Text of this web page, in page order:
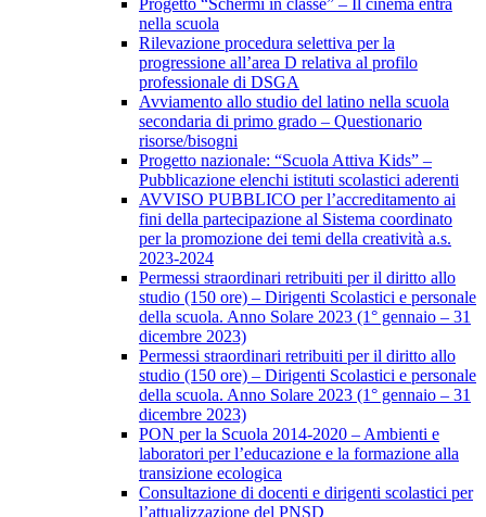
Progetto “Schermi in classe” – Il cinema entra
nella scuola
Rilevazione procedura selettiva per la
progressione all’area D relativa al profilo
professionale di DSGA
Avviamento allo studio del latino nella scuola
secondaria di primo grado – Questionario
risorse/bisogni
Progetto nazionale: “Scuola Attiva Kids” –
Pubblicazione elenchi istituti scolastici aderenti
AVVISO PUBBLICO per l’accreditamento ai
fini della partecipazione al Sistema coordinato
per la promozione dei temi della creatività a.s.
2023-2024
Permessi straordinari retribuiti per il diritto allo
studio (150 ore) – Dirigenti Scolastici e personale
della scuola. Anno Solare 2023 (1° gennaio – 31
dicembre 2023)
Permessi straordinari retribuiti per il diritto allo
studio (150 ore) – Dirigenti Scolastici e personale
della scuola. Anno Solare 2023 (1° gennaio – 31
dicembre 2023)
PON per la Scuola 2014-2020 – Ambienti e
laboratori per l’educazione e la formazione alla
transizione ecologica
Consultazione di docenti e dirigenti scolastici per
l’attualizzazione del PNSD